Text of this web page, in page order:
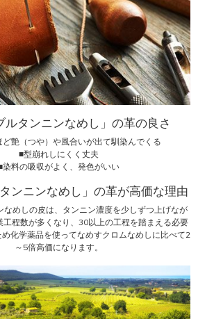
ルタンニンなめし」の革の良さ
艶（つや）や風合いが出て馴染んでくる
■型崩れしにくく丈夫
染料の吸収がよく、発色がいい
ンニンなめし」の革が高価な理由
なめしの皮は、タンニン濃度を少しずつ上げなが
工程数が多くなり、30以上の工程を踏まえる必要
化学薬品を使ってなめすクロムなめしに比べて2
～5倍高価になります。